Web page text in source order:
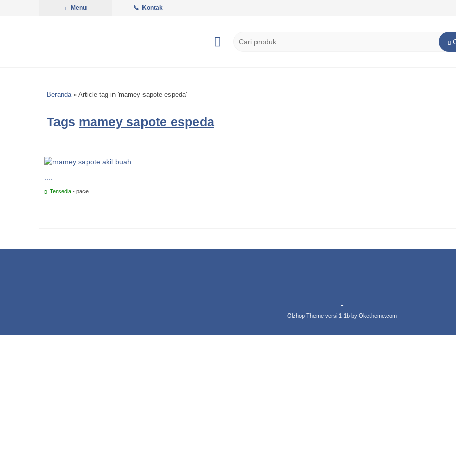
Menu Kontak
Beranda» Article tag in 'mamey sapote espeda'
Tags mamey sapote espeda
....
Tersedia - pace
-
Olzhop Theme versi 1.1b by Oketheme.com